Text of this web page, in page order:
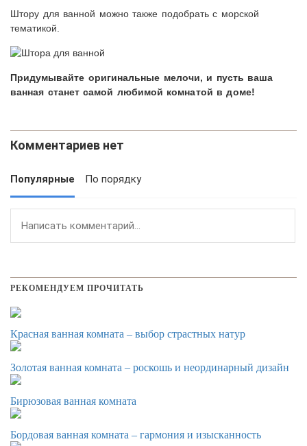
Штору для ванной можно также подобрать с морской
тематикой.
Придумывайте оригинальные мелочи, и пусть ваша
ванная станет самой любимой комнатой в доме!
Комментариев нет
Популярные По порядку
РЕКОМЕНДУЕМ ПРОЧИТАТЬ
Красная ванная комната – выбор страстных натур
Золотая ванная комната – роскошь и неординарный дизайн
Бирюзовая ванная комната
Бордовая ванная комната – гармония и изысканность